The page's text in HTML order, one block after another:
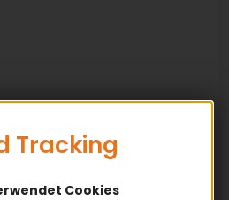
Tracking
Cookies